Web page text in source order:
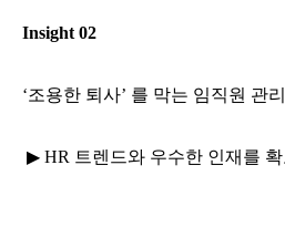
Insight 02
‘조용한 퇴사’ 를 막는 임직원 관
▶ HR 트렌드와 우수한 인재를